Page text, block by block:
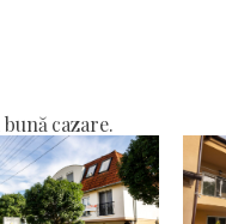
cazare.